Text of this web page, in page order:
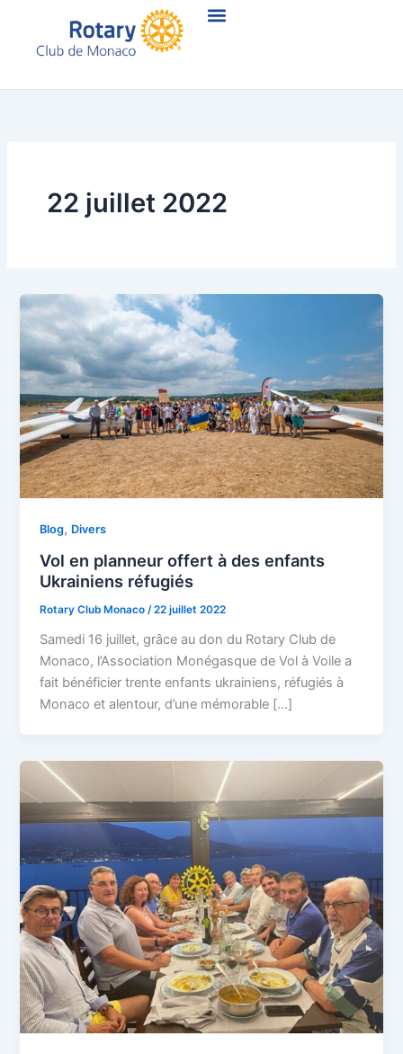
contenu
22 juillet 2022
Blog, Divers
Vol en planneur offert à des enfants
Ukrainiens réfugiés
Rotary Club Monaco/22 juillet 2022
Samedi 16 juillet, grâce au don du Rotary Club de
Monaco, l’Association Monégasque de Vol à Voile a
fait bénéficier trente enfants ukrainiens, réfugiés à
Monaco et alentour, d’une mémorable […]